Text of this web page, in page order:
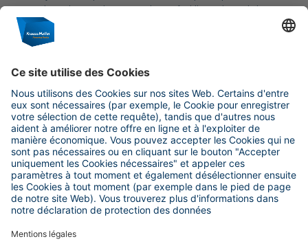
mesure la couleur sur les regranulats refroidis au niveau de la
goulotte vibrante et envoie les résultats au système de contrôle de la
machine. Ce dernier contrôle la deuxième unité - appelée unité de
dosage de couleur - qui est équipée d'au moins quatre couleurs et
Sur demande, le système peut être étendu à six couleurs. Il couvre
ainsi un large spectre de couleurs que l'œil humain peut distinguer. En
principe, il est possible d'ajouter la couleur sous forme de
Masterbatch ou de couleur liquide.
ColorAdjust est très simple d'utilisation. Le système ajuste
automatiquement les couleurs sans que l'opérateur n'intervienne et
peut être exploité de manière centralisée grâce à son intégration dans
le système de commande de la machine de l'extrudeuse à double vis.
Ainsi les écarts de couleur appartiennent au passé - c'est simple et